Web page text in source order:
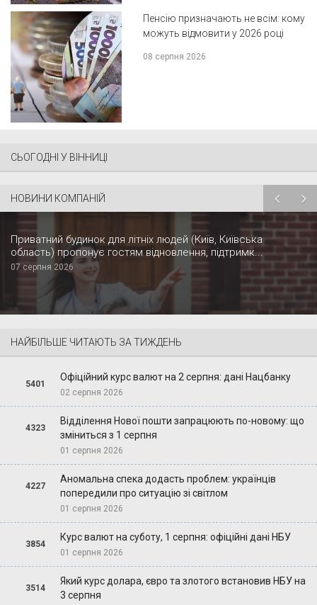
Пенсію призначають не всім: кому
можуть відмовити у 2026 році
08 серпня 2026
СЬОГОДНІ У ВІННИЦІ
НОВИНИ КОМПАНІЙ
Приватний будинок для літніх людей (Київ, Київська
область) пропонує гостям відновлення, підтримк...
07 серпня 2026
НАЙБІЛЬШЕ ЧИТАЮТЬ ЗА ТИЖДЕНЬ
5401
Офіційний курс валют на 2 серпня: дані Нацбанку
02 серпня 2026
4323
Відділення Нової пошти запрацюють по-новому: що
зміниться з 1 серпня
01 серпня 2026
4227
Аномальна спека додасть проблем: українців
попередили про ситуацію зі світлом
01 серпня 2026
3854
Курс валют на суботу, 1 серпня: офіційні дані НБУ
01 серпня 2026
3514
Який курс долара, євро та злотого встановив НБУ на
3 серпня